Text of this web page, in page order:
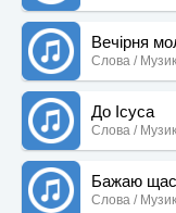
Вечірня
Слова /
До Ісуса
Слова /
Бажаю
Слова /